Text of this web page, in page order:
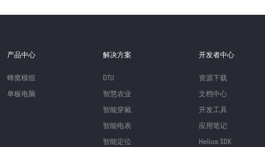
产品中心
蜂窝模组
单板电脑
解决方案
DTU
智慧农业
智能穿戴
智能电表
智能定位
开发者中心
资源下载
文档中心
开发工具
应用笔记
Helios SDK